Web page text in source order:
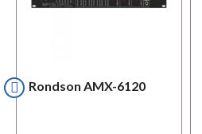
Rondson AMX-6120